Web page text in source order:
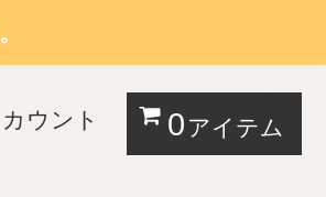
ウント 0 アイテム